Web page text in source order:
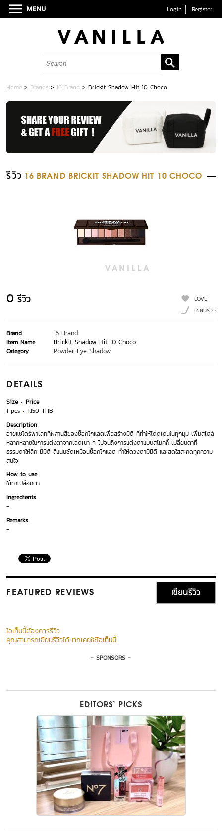
Login Register
Home > Brands > 16 Brand >Brickit Shadow Hit 10 Choco
รีวิว 16 BRAND BRICKIT SHADOW HIT 10 CHOCO
0 รีวิว
LOVE
เขียนรีวิว
Brand 16 Brand
Item Name Brickit Shadow Hit 10 Choco
Category Powder Eye Shadow
DETAILS
Size
Price
1 pcs
1,150 THB
Description
อายแชโดร์พาเลทที่ผสานสีของช็อคโกแลตเพื่อสร้างมิติ ที่ทำให้โดดเด่นในทุกมุม เพิ่มสไตล์
หลากหลายในการแต่งตาจากเฉดเบา ๆ ไปจนถึงการแต่งตาแบบสโมคกี้ เปลี่ยนตาที่
ธรรมดาให้ลึก มีมิติ สีแน่นชัดเหมือนช็อคโกแลต ทำให้ดวงตามีมิติ และสดใสสะกดทุกความ
สนใจ
How to use
ใช้ทาเปลือกตา
Ingredients
-
Remarks
-
FEATURED REVIEWS เขียนรีวิว
ไอเท็มนี้ต้องการรีวิว
คุณสามารถเขียนรีวิวได้หากเคยใช้ไอเท็มนี้
- SPONSORS -
EDITORS’ PICKS